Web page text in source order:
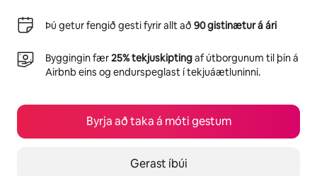
Þú getur fengið gesti fyrir allt að 90 gistinætur á ári
Byggingin fær25% tekjuskiptingaf útborgunum til þín á
Airbnb eins og endurspeglast í tekjuáætluninni.
Byrja að taka á móti gestum
Gerast íbúi